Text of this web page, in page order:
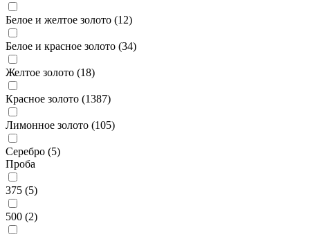
Белое и желтое золото (12)
Белое и красное золото (34)
Желтое золото (18)
Красное золото (1387)
Лимонное золото (105)
Серебро (5)
Проба
375 (5)
500 (2)